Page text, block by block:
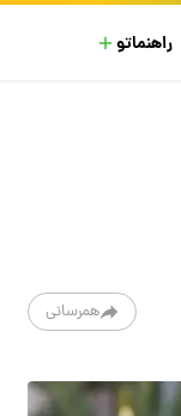
راهنماتو
همرسانی